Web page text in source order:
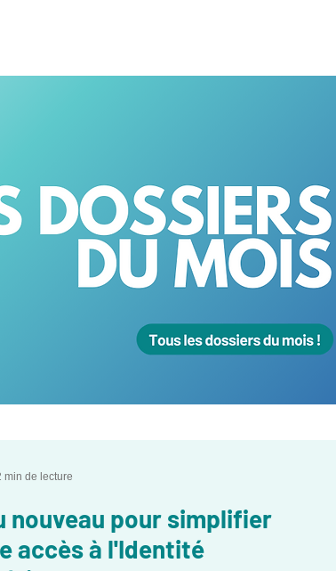
nouveau pour simplifier
accès à l'Identité
min de lecture